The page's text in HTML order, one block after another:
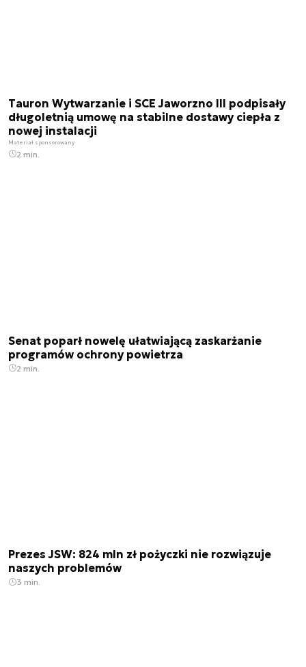
Tauron Wytwarzanie i SCE Jaworzno III podpisały
długoletnią umowę na stabilne dostawy ciepła z
nowej instalacji
Materiał sponsorowany
2 min.
Senat poparł nowelę ułatwiającą zaskarżanie
programów ochrony powietrza
2 min.
Prezes JSW: 824 mln zł pożyczki nie rozwiązuje
naszych problemów
3 min.